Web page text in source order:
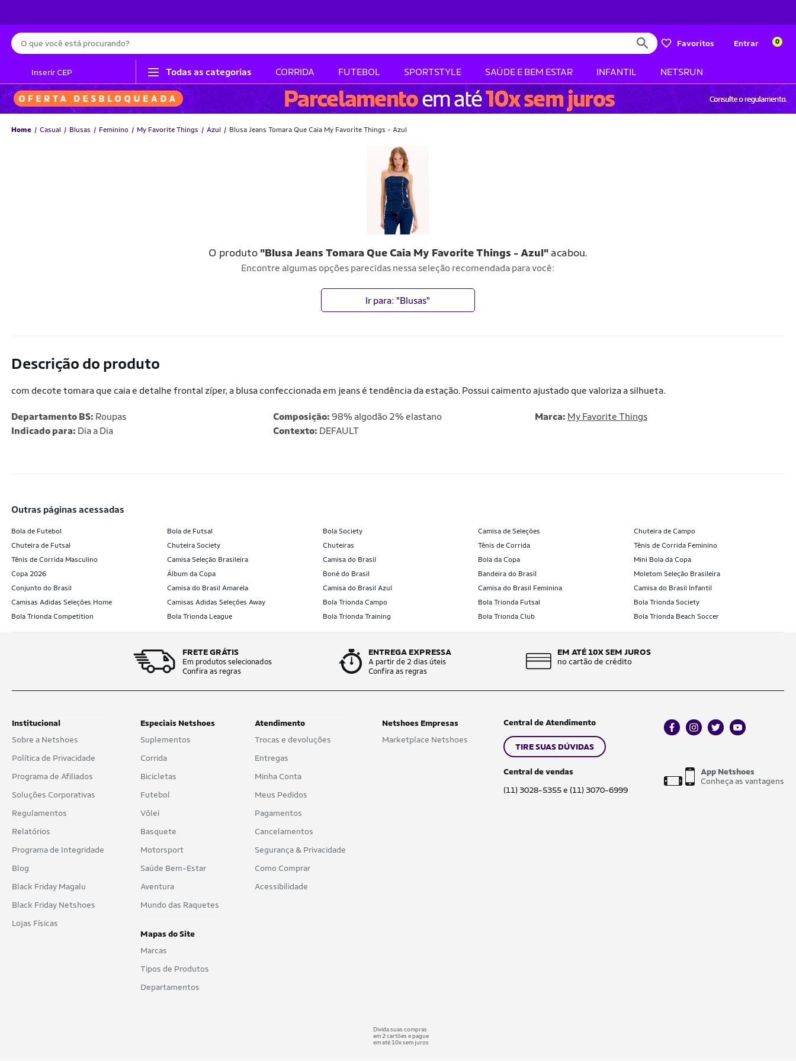
Busca
Favoritos Entrar 0
Inserir CEP Todas as categorias CORRIDA FUTEBOL SPORTSTYLE SAÚDE E BEM ESTAR INFANTIL NETSRUN
Home Casual Blusas Feminino My Favorite Things Azul Blusa Jeans Tomara Que Caia My Favorite Things - Azul
O produto "Blusa Jeans Tomara Que Caia My Favorite Things - Azul"acabou.
Encontre algumas opções parecidas nessa seleção recomendada para você:
Ir para: "Blusas"
Descrição do produto
com decote tomara que caia e detalhe frontal zíper, a blusa confeccionada em jeans é tendência da estação. Possui caimento ajustado que valoriza a silhueta.
Departamento BS: Roupas
Indicado para: Dia a Dia
Composição: 98% algodão 2% elastano
Contexto: DEFAULT
Marca: My Favorite Things
outras páginas acessadas
Bola de Futebol Bola de Futsal Bola Society Camisa de Seleções
Chuteira de Campo
Chuteira de Futsal
Chuteira Society Chuteiras Tênis de Corrida
Tênis de Corrida Feminino
Tênis de Corrida Masculino
Camisa Seleção Brasileira Camisa do Brasil Bola da Copa
Mini Bola da Copa
Copa 2026
Álbum da Copa Boné do Brasil Bandeira do Brasil
Moletom Seleção Brasileira
Conjunto do Brasil
Camisa do Brasil Amarela Camisa do Brasil Azul Camisa do Brasil Feminina
Camisa do Brasil Infantil
Camisas Adidas Seleções Home
Camisas Adidas Seleções Away Bola Trionda Campo Bola Trionda Futsal
Bola Trionda Society
Bola Trionda Competition
Bola Trionda League Bola Trionda Training Bola Trionda Club Bola Trionda Beach Soccer
FRETE GRÁTIS
Em produtos selecionados
Confira as regras
ENTREGA EXPRESSA
A partir de 2 dias úteis
Confira as regras
EM ATÉ 10X SEM JUROS
no cartão de crédito
Institucional
Sobre a Netshoes
Política de Privacidade
Programa de Afiliados
Soluções Corporativas
Regulamentos
Relatórios
Programa de Integridade
Blog
Black Friday Magalu
Black Friday Netshoes
Lojas Físicas
Especiais Netshoes
Suplementos
Corrida
Bicicletas
Futebol
Vôlei
Basquete
Motorsport
Saúde Bem-Estar
Aventura
Mundo das Raquetes
Mapas do Site
Marcas
Tipos de Produtos
Departamentos
Atendimento
Trocas e devoluções
Entregas
Minha Conta
Meus Pedidos
Pagamentos
Cancelamentos
Segurança & Privacidade
Como Comprar
Acessibilidade
Netshoes Empresas
Marketplace Netshoes
Central de Atendimento
TIRE SUAS DÚVIDAS
Central de vendas
(11) 3028-5355 e (11) 3070-6999
facebookinstagram
twitteryoutube
App Netshoes
Conheça as vantagens
Divida suas compras
em 2 cartões e pague
em até 10x sem juros